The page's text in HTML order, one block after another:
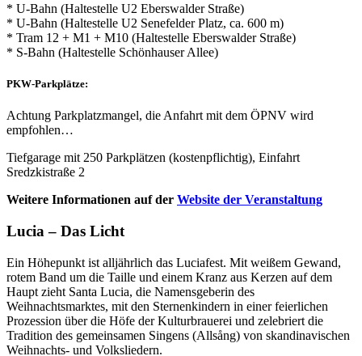
* U-Bahn (Haltestelle U2 Eberswalder Straße)
* U-Bahn (Haltestelle U2 Senefelder Platz, ca. 600 m)
* Tram 12 + M1 + M10 (Haltestelle Eberswalder Straße)
* S-Bahn (Haltestelle Schönhauser Allee)
PKW-Parkplätze:
Achtung Parkplatzmangel, die Anfahrt mit dem ÖPNV wird
empfohlen…
Tiefgarage mit 250 Parkplätzen (kostenpflichtig), Einfahrt
Sredzkistraße 2
Weitere Informationen auf der Website der Veranstaltung
Lucia – Das Licht
Ein Höhepunkt ist alljährlich das Luciafest. Mit weißem Gewand,
rotem Band um die Taille und einem Kranz aus Kerzen auf dem
Haupt zieht Santa Lucia, die Namensgeberin des
Weihnachtsmarktes, mit den Sternenkindern in einer feierlichen
Prozession über die Höfe der Kulturbrauerei und zelebriert die
Tradition des gemeinsamen Singens (Allsång) von skandinavischen
Weihnachts- und Volksliedern.